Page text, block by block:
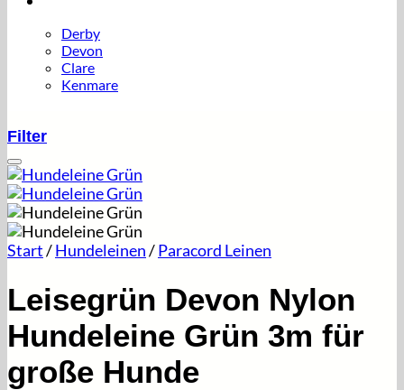
Derby
Devon
Clare
Kenmare
Filter
Start/Hundeleinen/Paracord Leinen
Leisegrün Devon Nylon
Hundeleine Grün 3m für
große Hunde